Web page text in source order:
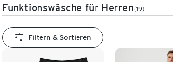
Funktionswäsche für Herren(19)
Filtern & Sortieren